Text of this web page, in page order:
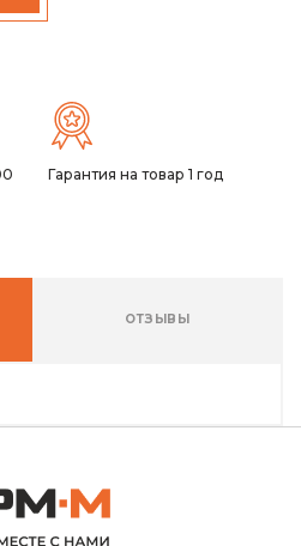
Гарантия на товар 1 год
ОТЗЫВЫ